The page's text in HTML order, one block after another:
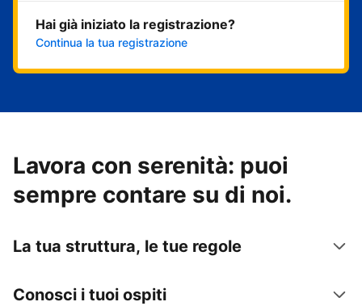
Hai già iniziato la registrazione?
Continua la tua registrazione
Lavora con serenità: puoi
sempre contare su di noi.
La tua struttura, le tue regole
Conosci i tuoi ospiti